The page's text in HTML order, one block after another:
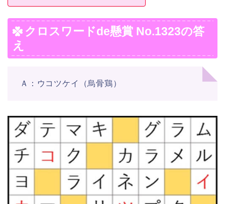
クロスワードde懸賞 No.1323の答
え
Ａ：ウコツケイ（烏骨鶏）